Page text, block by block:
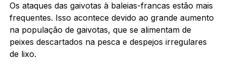
Os ataques das gaivotas à baleias-francas estão mais
frequentes. Isso acontece devido ao grande aumento
na população de gaivotas, que se alimentam de
peixes descartados na pesca e despejos irregulares
de lixo.